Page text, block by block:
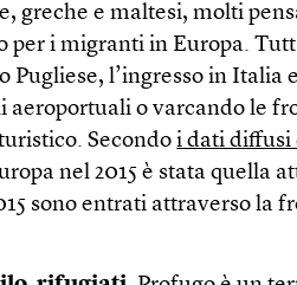
greche e maltesi, molti
per i migranti in Europa.
Pugliese, l’ingresso in Italia
aeroportuali o varcando le
Secondoi dati diffusi
nel 2015 è stata quella
sono entrati attraverso la